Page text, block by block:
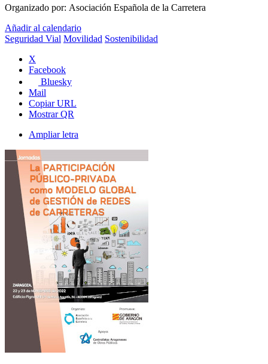
Organizado por: Asociación Española de la Carretera
Añadir al calendario
Seguridad Vial Movilidad Sostenibilidad
X
Facebook
Bluesky
Mail
Copiar URL
Mostrar QR
Ampliar letra